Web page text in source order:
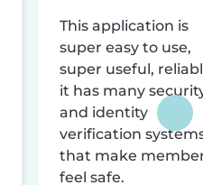
This application is
super easy to use,
super useful,
it has many
and identity
verification
that make
feel safe.